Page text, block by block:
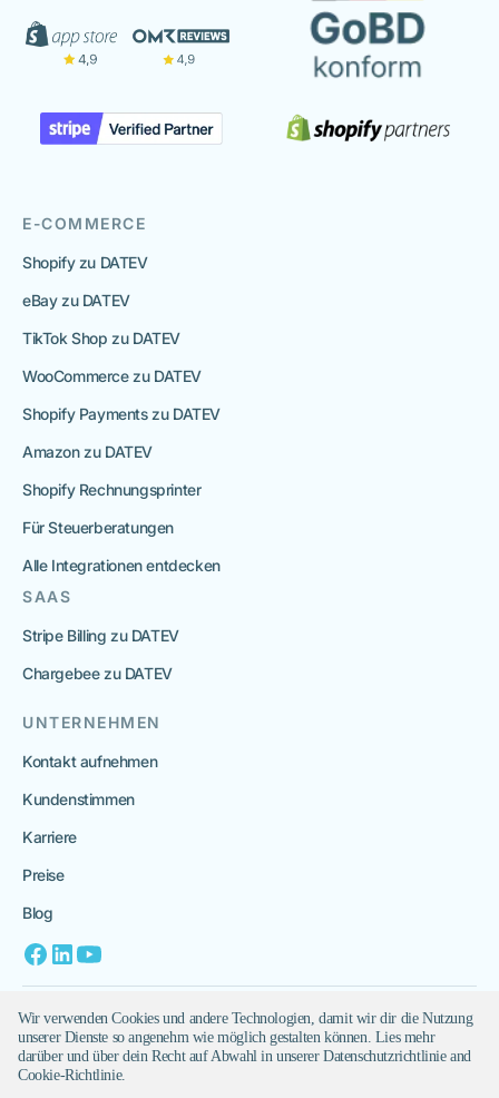
E-COMMERCE
Shopify zu DATEV
eBay zu DATEV
TikTok Shop zu DATEV
WooCommerce zu DATEV
Shopify Payments zu DATEV
Amazon zu DATEV
Shopify Rechnungsprinter
Für Steuerberatungen
Alle Integrationen entdecken
SAAS
Stripe Billing zu DATEV
Chargebee zu DATEV
UNTERNEHMEN
Kontakt aufnehmen
Kundenstimmen
Karriere
Preise
Blog
Datenschutz
Impressum
Wir verwenden Cookies und andere Technologien, damit wir dir die Nutzung
unserer Dienste so angenehm wie möglich gestalten können. Lies mehr
darüber und über dein Recht auf Abwahl in unserer Datenschutzrichtlinie and
Cookie-Richtlinie.